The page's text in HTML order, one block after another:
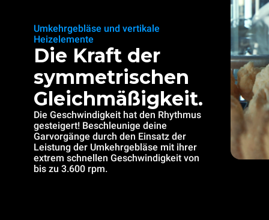
Umkehrgebläse und vertikale
Heizelemente
Die Kraft der
symmetrischen
Gleichmäßigkeit.
Die Geschwindigkeit hat den Rhythmus
gesteigert! Beschleunige deine
Garvorgänge durch den Einsatz der
Leistung der Umkehrgebläse mit ihrer
extrem schnellen Geschwindigkeit von
bis zu 3.600 rpm.